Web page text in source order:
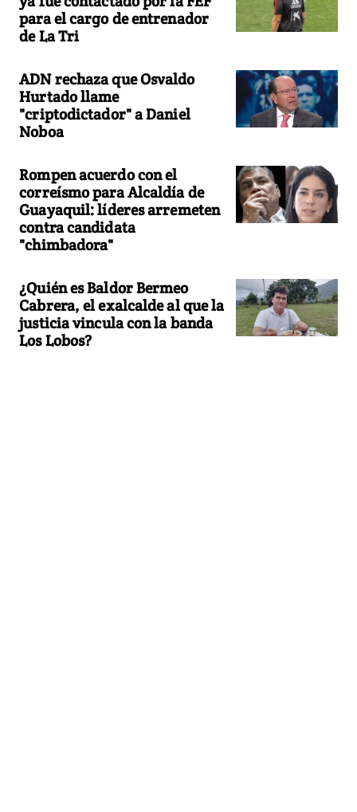
para el cargo de entrenador
de La Tri
ADN rechaza que Osvaldo
Hurtado llame
"criptodictador" a Daniel
Noboa
Rompen acuerdo con el
correísmo para Alcaldía de
Guayaquil: líderes arremeten
contra candidata
"chimbadora"
¿Quién es Baldor Bermeo
Cabrera, el exalcalde al que la
justicia vincula con la banda
Los Lobos?